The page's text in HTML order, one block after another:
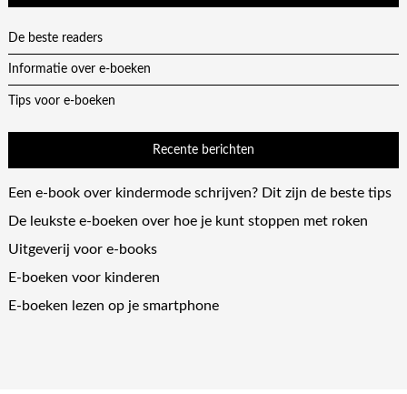
De beste readers
Informatie over e-boeken
Tips voor e-boeken
Recente berichten
Een e-book over kindermode schrijven? Dit zijn de beste tips
De leukste e-boeken over hoe je kunt stoppen met roken
Uitgeverij voor e-books
E-boeken voor kinderen
E-boeken lezen op je smartphone